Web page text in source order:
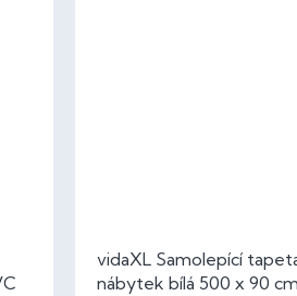
vidaXL Samolepící
nábytek bílá 500 x 90